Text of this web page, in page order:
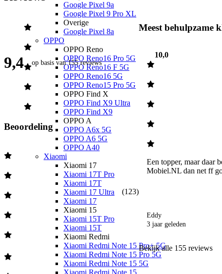
Google Pixel 9a
Google Pixel 9 Pro XL
Overige
Google Pixel 8a
OPPO
OPPO Reno
OPPO Reno16 Pro 5G
OPPO Reno16 F 5G
OPPO Reno16 5G
OPPO Reno15 Pro 5G
OPPO Find X
OPPO Find X9 Ultra
OPPO Find X9
OPPO A
OPPO A6x 5G
OPPO A6 5G
OPPO A40
Xiaomi
Xiaomi 17
Xiaomi 17T Pro
Xiaomi 17T
Xiaomi 17 Ultra
Xiaomi 17
Xiaomi 15
Xiaomi 15T Pro
Xiaomi 15T
Xiaomi Redmi
Xiaomi Redmi Note 15 Pro+ 5G
Xiaomi Redmi Note 15 Pro 5G
Xiaomi Redmi Note 15 5G
Xiaomi Redmi Note 15
9,4 op basis van155 reviews
Beoordeling
(123)
Meest behulpzame
10,0
Een topper, maar daar
Mobiel.NL dan net ff
Eddy
3 jaar geleden
Bekijk alle 155 reviews